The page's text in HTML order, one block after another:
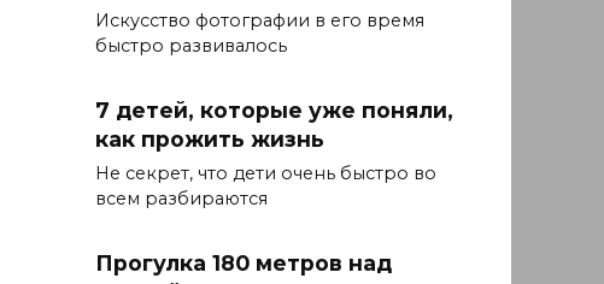
Искусство фотографии в его время
быстро развивалось
7 детей, которые уже поняли,
как прожить жизнь
Не секрет, что дети очень быстро во
всем разбираются
Прогулка 180 метров над